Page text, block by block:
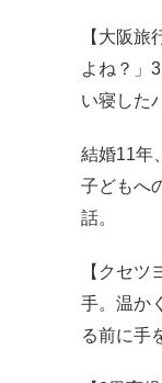
【大阪
よね？」
い寝した
結婚11年
子どもへ
話。
【クセ
手。温か
る前に手